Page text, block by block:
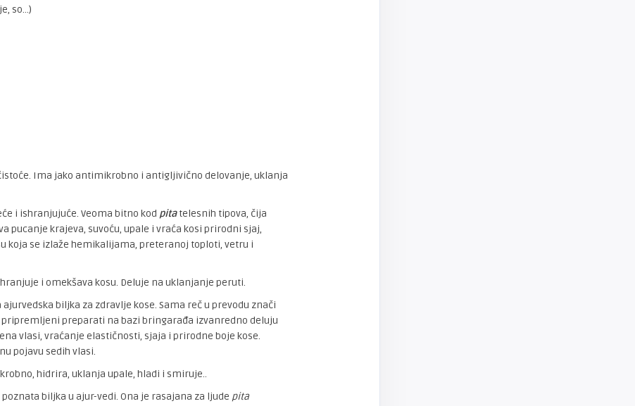
so…)
Ima jako antimikrobno i antigljivično delovanje, uklanja
i ishranjujuće. Veoma bitno kod pitatelesnih tipova, čija
pucanje krajeva, suvoću, upale i vraća kosi prirodni sjaj,
koja se izlaže hemikalijama, preteranoj toploti, vetru i
i omekšava kosu. Deluje na uklanjanje peruti.
biljka za zdravlje kose. Sama reč u prevodu znači
preparati na bazi bringarađa izvanredno deluju
vlasi, vraćanje elastičnosti, sjaja i prirodne boje kose.
pojavu sedih vlasi.
hidrira, uklanja upale, hladi i smiruje..
biljka u ajur-vedi. Ona je rasajana za ljude pita